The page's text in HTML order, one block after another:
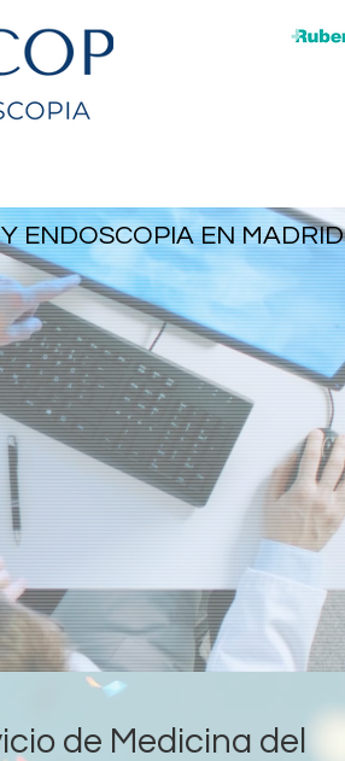
ENDOSCOPIA EN MADRID
de Medicina del